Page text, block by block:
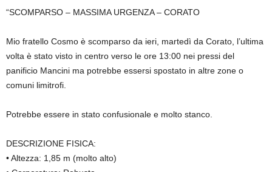
“SCOMPARSO – MASSIMA URGENZA – CORATO
Mio fratello Cosmo è scomparso da ieri, martedì da Corato, l’ultima
volta è stato visto in centro verso le ore 13:00 nei pressi del
panificio Mancini ma potrebbe essersi spostato in altre zone o
comuni limitrofi.
Potrebbe essere in stato confusionale e molto stanco.
DESCRIZIONE FISICA:
• Altezza: 1,85 m (molto alto)